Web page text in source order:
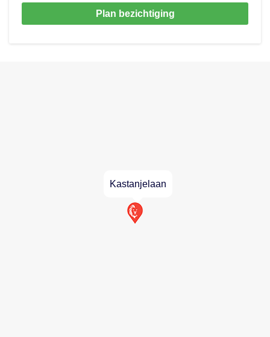
Plan bezichtiging
Kastanjelaan